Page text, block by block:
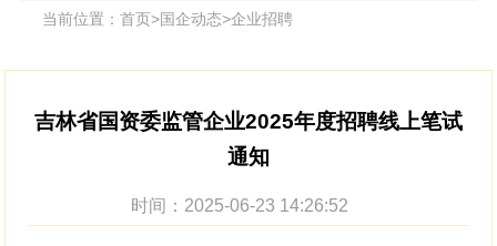
当前位置： 首页>国企动态>企业招聘
吉林省国资委监管企业2025年度招聘线上笔试
通知
时间：2025-06-23 14:26:52